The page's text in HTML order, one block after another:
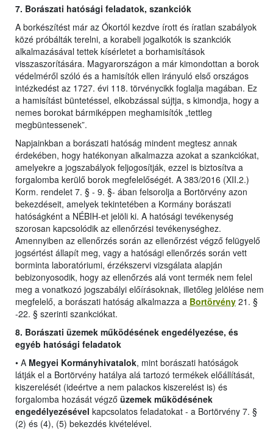
7. Borászati hatósági feladatok, szankciók
A borkészítést már az Ókortól kezdve írott és íratlan szabályok
közé próbálták terelni, a korabeli jogalkotók is szankciók
alkalmazásával tettek kísérletet a borhamisítások
visszaszorítására. Magyarországon a már kimondottan a borok
védelméről szóló és a hamisítók ellen irányuló első országos
intézkedést az 1727. évi 118. törvénycikk foglalja magában. Ez
a hamisítást büntetéssel, elkobzással sújtja, s kimondja, hogy a
nemes borokat bármiképpen meghamisítók „tettleg
megbüntessenek”.
Napjainkban a borászati hatóság mindent megtesz annak
érdekében, hogy hatékonyan alkalmazza azokat a szankciókat,
amelyekre a jogszabályok feljogosítják, ezzel is biztosítva a
forgalomba kerülő borok megfelelőségét. A 383/2016 (XII.2.)
Korm. rendelet 7. § - 9. §- ában felsorolja a Bortörvény azon
bekezdéseit, amelyek tekintetében a Kormány borászati
hatóságként a NÉBIH-et jelöli ki. A hatósági tevékenység
szorosan kapcsolódik az ellenőrzési tevékenységhez.
Amennyiben az ellenőrzés során az ellenőrzést végző felügyelő
jogsértést állapít meg, vagy a hatósági ellenőrzés során vett
borminta laboratóriumi, érzékszervi vizsgálata alapján
bebizonyosodik, hogy az ellenőrzés alá vont termék nem felel
meg a vonatkozó jogszabályi előírásoknak, illetőleg jelölése nem
megfelelő, a borászati hatóság alkalmazza a Bortörvény 21. §
-22. § szerinti szankciókat.
8. Borászati üzemek működésének engedélyezése, és
egyéb hatósági feladatok
• A Megyei Kormányhivatalok, mint borászati hatóságok
látják el a Bortörvény hatálya alá tartozó termékek előállítását,
kiszerelését (ideértve a nem palackos kiszerelést is) és
forgalomba hozását végző üzemek működésének
engedélyezésével kapcsolatos feladatokat - a Bortörvény 7. §
(2) és (4), (5) bekezdés kivételével.